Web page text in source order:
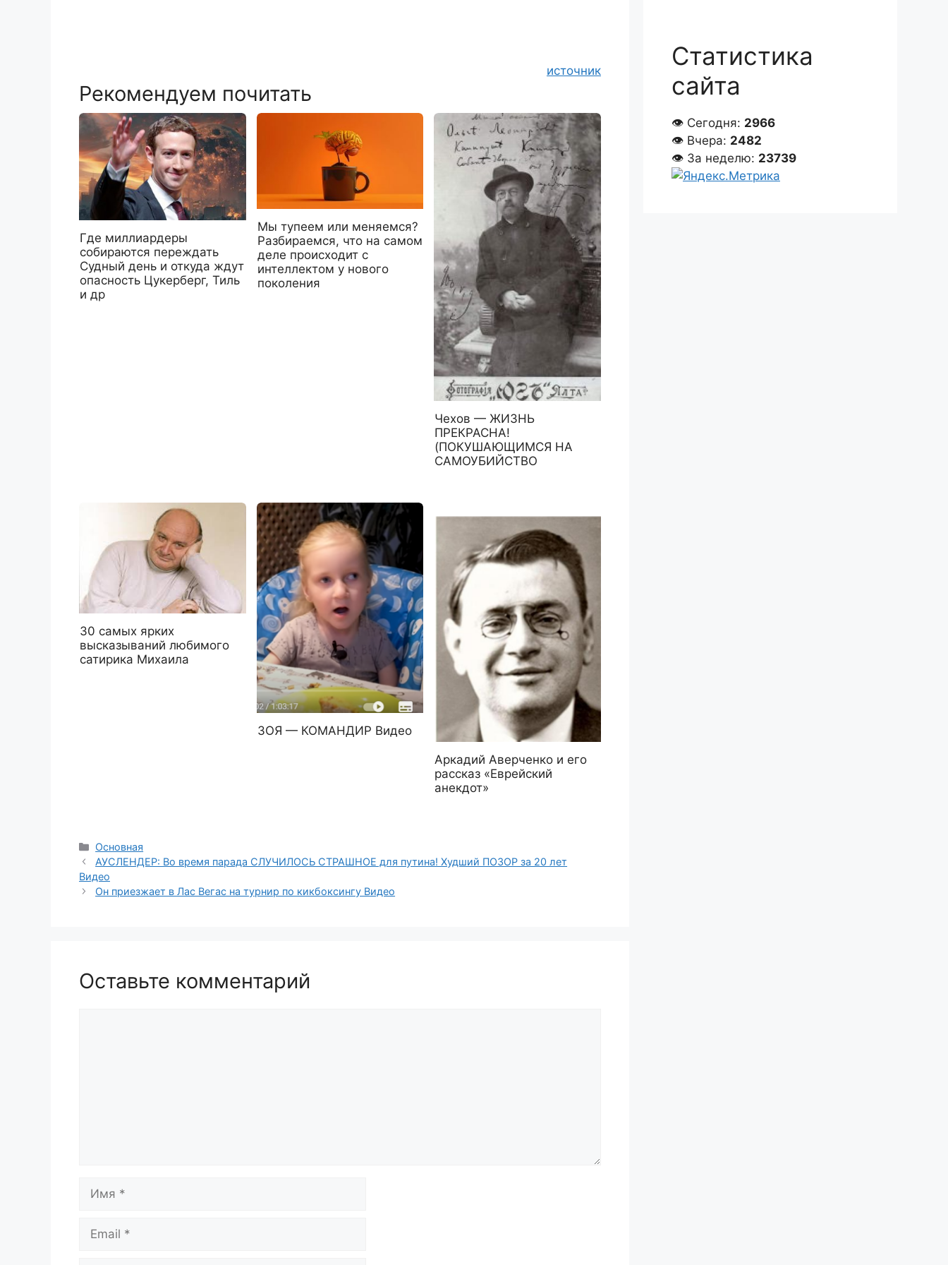
источник
Рекомендуем почитать
Где миллиардеры
собираются переждать
Судный день и откуда ждут
опасность Цукерберг, Тиль
и др
Мы тупеем или меняемся?
Разбираемся, что на самом
деле происходит с
интеллектом у нового
поколения
Чехов — ЖИЗНЬ
ПРЕКРАСНА!
(ПОКУШАЮЩИМСЯ НА
САМОУБИЙСТВО
30 cамых ярких
высказываний любимого
сатирика Михаила
ЗОЯ — КОМАНДИР Видео
Аркадий Аверченко и его
рассказ «Еврейский
анекдот»
Рубрики
Основная
АУСЛЕНДЕР: Во время парада СЛУЧИЛОСЬ СТРАШНОЕ для путина! Худший ПОЗОР за 20 лет
Видео
Он приезжает в Лас Вегас на турнир по кикбоксингу Видео
Оставьте комментарий
Статистика
сайта
👁 Сегодня: 2966
👁 Вчера: 2482
👁 За неделю: 23739